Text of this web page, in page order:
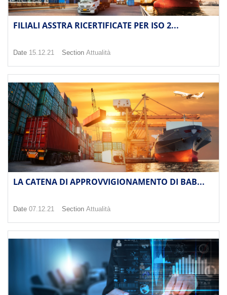
FILIALI ASSTRA RICERTIFICATE PER ISO 2...
Date 15.12.21 Section Attualità
LA CATENA DI APPROVVIGIONAMENTO DI BAB...
Date 07.12.21 Section Attualità